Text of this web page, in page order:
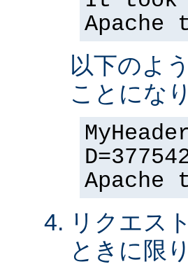
以下のよ
ことにな
リクエス
ときに限り